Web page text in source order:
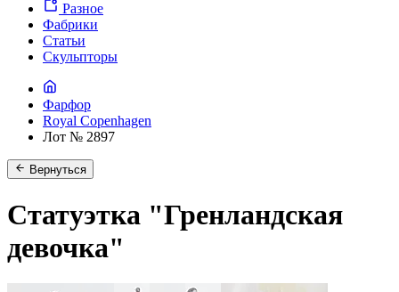
Разное
Фабрики
Статьи
Скульпторы
Фарфор
Royal Copenhagen
Лот № 2897
Вернуться
Статуэтка "Гренландская
девочка"